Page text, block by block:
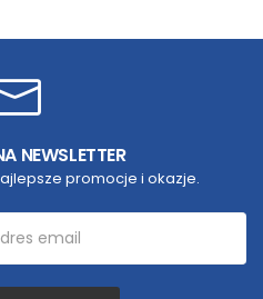
NEWSLETTER
promocje i okazje.